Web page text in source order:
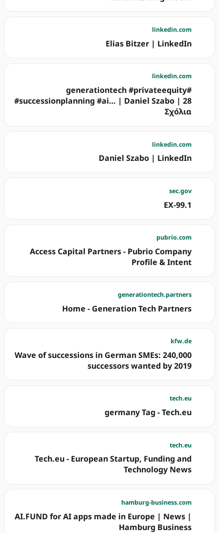
linkedin.com
Elias Bitzer | LinkedIn
linkedin.com
#generationtech #privateequity
#successionplanning #ai… | Daniel Szabo | 28
Σχόλια
linkedin.com
Daniel Szabo | LinkedIn
sec.gov
EX-99.1
pubrio.com
Access Capital Partners - Pubrio Company
Profile & Intent
generationtech.partners
Home - Generation Tech Partners
kfw.de
Wave of successions in German SMEs: 240,000
successors wanted by 2019
tech.eu
germany Tag - Tech.eu
tech.eu
Tech.eu - European Startup, Funding and
Technology News
hamburg-business.com
AI.FUND for AI apps made in Europe | News |
Hamburg Business